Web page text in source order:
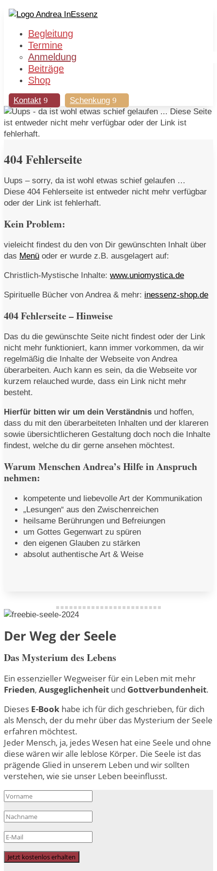
Begleitung
Termine
Anmeldung
Beiträge
Shop
Kontakt Schenkung
404 Fehlerseite
Uups – sorry, da ist wohl etwas schief gelaufen …
Diese 404 Fehlerseite ist entweder nicht mehr verfügbar
oder der Link ist fehlerhaft.
Kein Problem:
vieleicht findest du den von Dir gewünschten Inhalt über
das Menü oder er wurde z.B. ausgelagert auf:
Christlich-Mystische Inhalte: www.uniomystica.de
Spirituelle Bücher von Andrea & mehr: inessenz-shop.de
404 Fehlerseite – Hinweise
Das du die gewünschte Seite nicht findest oder der Link
nicht mehr funktioniert, kann immer vorkommen, da wir
regelmäßig die Inhalte der Webseite von Andrea
überarbeiten. Auch kann es sein, da die Webseite vor
kurzem relauched wurde, dass ein Link nicht mehr
besteht.
Hierfür bitten wir um dein Verständnis und hoffen,
dass du mit den überarbeiteten Inhalten und der klareren
sowie übersichtlicheren Gestaltung doch noch die Inhalte
findest, welche du dir gerne ansehen möchtest.
Warum Menschen Andrea’s Hilfe in Anspruch
nehmen:
kompetente und liebevolle Art der Kommunikation
„Lesungen“ aus den Zwischenreichen
heilsame Berührungen und Befreiungen
um Gottes Gegenwart zu spüren
den eigenen Glauben zu stärken
absolut authentische Art & Weise
Der Weg der Seele
Das Mysterium des Lebens
Ein essenzieller Wegweiser für ein Leben mit mehr
Frieden, Ausgeglichenheit und Gottverbundenheit.
Dieses E-Book habe ich für dich geschrieben, für dich
als Mensch, der du mehr über das Mysterium der Seele
erfahren möchtest.
Jeder Mensch, ja, jedes Wesen hat eine Seele und ohne
diese wären wir alle leblose Körper. Die Seele ist das
prägende Glied in unserem Leben und wir sollten
verstehen, wie sie unser Leben beeinflusst.
Jetzt kostenlos erhalten